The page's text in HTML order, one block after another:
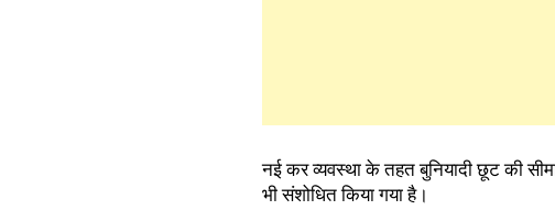
नई कर व्यवस्था के तहत बुनियादी छूट की
भी संशोधित किया गया है।